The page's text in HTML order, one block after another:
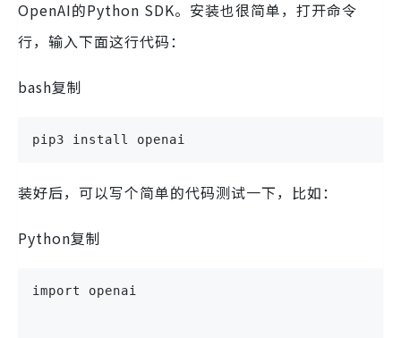
OpenAI的Python SDK。安装也很简单，打开命令
行，输入下面这行代码：
bash复制
pip3 install openai
装好后，可以写个简单的代码测试一下，比如：
Python复制
import openai